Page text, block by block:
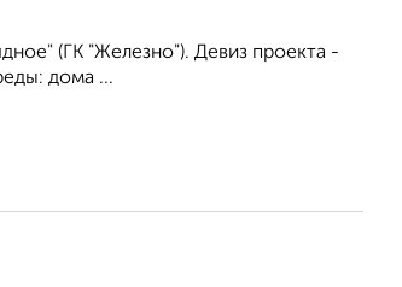
(ГК "Железно"). Девиз проекта -
дома ...